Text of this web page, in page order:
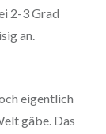
2-3 Grad
an.
eigentlich
gäbe. Das